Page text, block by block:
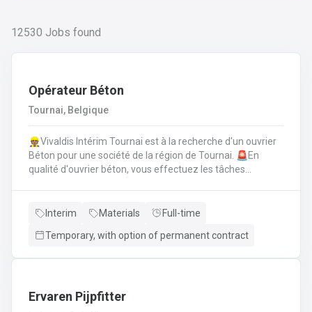
12530 Jobs found
Opérateur Béton
Tournai, Belgique
👷🏽Vivaldis Intérim Tournai est à la recherche d'un ouvrier
Béton pour une société de la région de Tournai. 🚨En
qualité d'ouvrier béton, vous effectuez les tâches
béton selon la fiche technique de fabrication.Décoffrage
tables de coffrages ainsi que des outils et de l'atelier.
Interim Materials
Full-time
Temporary, with option of permanent contract
Ervaren Pijpfitter